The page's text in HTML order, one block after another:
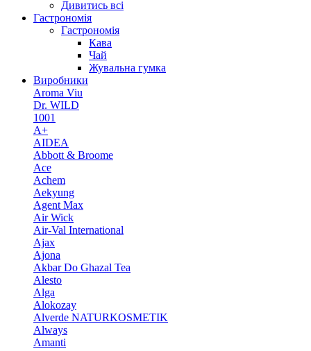
Дивитись всі
Гастрономія
Гастрономія
Кава
Чай
Жувальна гумка
Виробники
Aroma Viu
Dr. WILD
1001
A+
AIDEA
Abbott & Broome
Ace
Achem
Aekyung
Agent Max
Air Wick
Air-Val International
Ajax
Ajona
Akbar Do Ghazal Tea
Alesto
Alga
Alokozay
Alverde NATURKOSMETIK
Always
Amanti